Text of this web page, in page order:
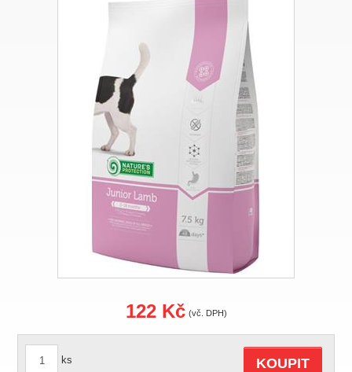
122 Kč (vč. DPH)
ks KOUPIT